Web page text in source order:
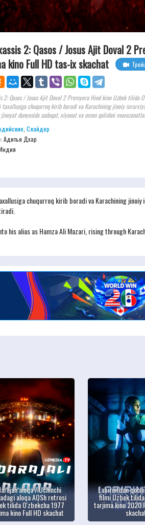
2: Qasos / Josus Ajit Doval 2
kino Full HD tas-ix skachat
2: Qasos / Josus Ajit Doval 2 Premyera Hind kino Uzbek
taxallusiga chuqurroq kirib boradi va Karachining jinoiy
jinoyat dunyosida sadoqat, xiyonat va omon qolishni
Слайдер
Адитья Дхар
chuqurroq kirib boradi va Karachining
his alias as Hamza Ali Mazari, rising through
aloqa / Uchinchi
aloqa AQSh retrosi
tilida O'zbekcha 1977
kino Full HD skachat
Labirintdan
filmi Uzbek
tarjima kino 2020